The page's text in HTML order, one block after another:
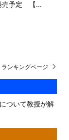
予定 【...
ついて教授が解
ランキングページ